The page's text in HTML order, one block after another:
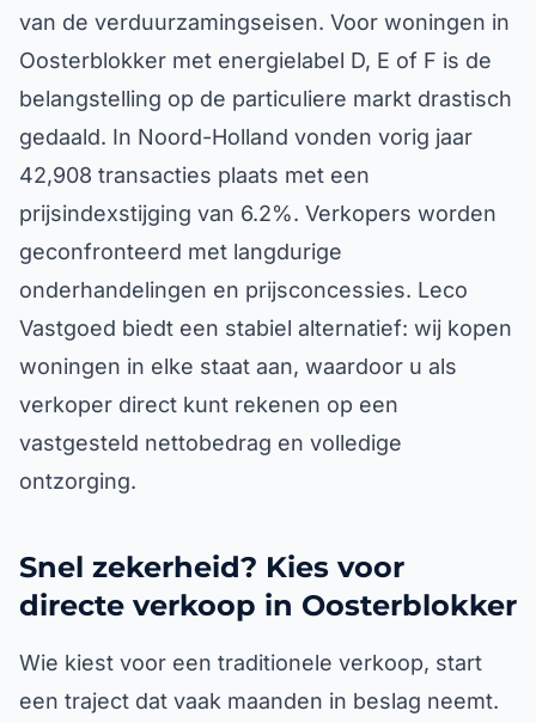
van de verduurzamingseisen. Voor woningen in
Oosterblokker met energielabel D, E of F is de
belangstelling op de particuliere markt drastisch
gedaald. In Noord-Holland vonden vorig jaar
42,908 transacties plaats met een
prijsindexstijging van 6.2%. Verkopers worden
geconfronteerd met langdurige
onderhandelingen en prijsconcessies. Leco
Vastgoed biedt een stabiel alternatief: wij kopen
woningen in elke staat aan, waardoor u als
verkoper direct kunt rekenen op een
vastgesteld nettobedrag en volledige
ontzorging.
Snel zekerheid? Kies voor
directe verkoop in Oosterblokker
Wie kiest voor een traditionele verkoop, start
een traject dat vaak maanden in beslag neemt.